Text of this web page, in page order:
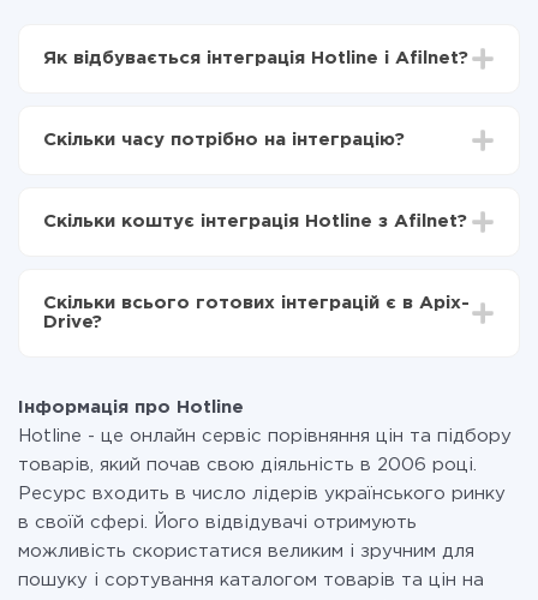
Як відбувається інтеграція Hotline і Afilnet?
Вибираєте які дані передавати з Hotline в Afilnet
Hotline в Afilnet
Скільки часу потрібно на інтеграцію?
становити від 5-ти до 30-хвилин. У середньому
Скільки коштує інтеграція Hotline з Afilnet?
Ви оплачуєте лише кількість даних, які за фактом
передаються з однієї вашої системи в іншу через
при необхідності. Детальніше про
Скільки всього готових інтеграцій є в Apix-
Drive?
Інформація про Hotline
Hotline - це онлайн сервіс порівняння цін та підбору
товарів, який почав свою діяльність в 2006 році.
Ресурс входить в число лідерів українського ринку
в своїй сфері. Його відвідувачі отримують
можливість скористатися великим і зручним для
пошуку і сортування каталогом товарів та цін на